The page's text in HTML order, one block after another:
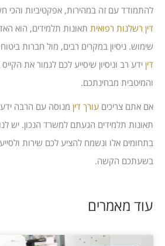
להתמודד עם זה במהירות, אפקטיביות והכי
דין רשלנות רפואית תאונות תלמידים, הוא
שימוש. ניסיון במקרים רבים, מול חברות
דין ידע רב וניסיון שיסייע לכם לגמור את
והמיטבית מבחינתכם.
אם אתם צריכים עורך דין מנוסה עם הרבה
תאונות תלמידים הגעתם למשרד הנכון. יש
בתחומים אלו ונשמח להציע לכם שירות
בשעתכם הקשה.
עוד מאמרים